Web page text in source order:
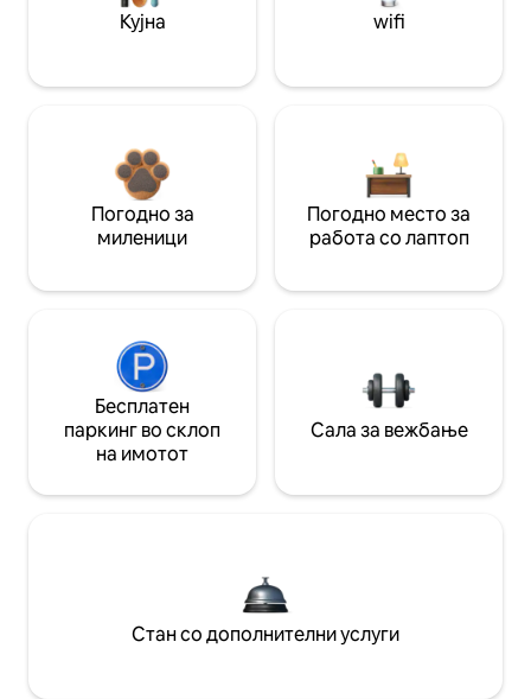
Кујна wifi
Погодно за
миленици
Погодно место за
работа со лаптоп
Бесплатен
паркинг во склоп
на имотот
Сала за вежбање
Стан со дополнителни услуги